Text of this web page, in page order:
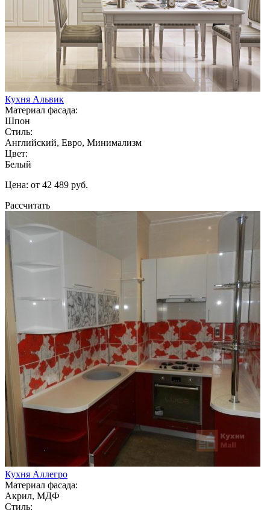
Кухня Альвик
Материал фасада:
Шпон
Стиль:
Английский, Евро, Минимализм
Цвет:
Белый
Цена: от 42 489 руб.
Рассчитать
Кухня Аллегро
Материал фасада:
Акрил, МДФ
Стиль: